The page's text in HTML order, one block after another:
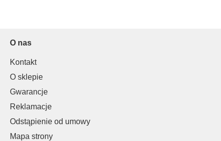
O nas
Kontakt
O sklepie
Gwarancje
Reklamacje
Odstąpienie od umowy
Mapa strony